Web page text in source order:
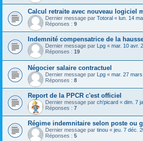
Calcul retraite avec nouveau logiciel
Dernier message par Totoral « lun. 14
Réponses : 9
Indemnité compensatrice de la
Dernier message par Lpg « mar. 10 avr.
Réponses : 19
Négocier salaire contractuel
Dernier message par Lpg « mar. 27
Réponses : 8
Report de la PPCR c'est officiel
Dernier message par ch'picard « dim. 7
Réponses : 7
Régime indemnitaire selon poste ou
Dernier message par tinou « jeu. 7 déc.
Réponses : 5